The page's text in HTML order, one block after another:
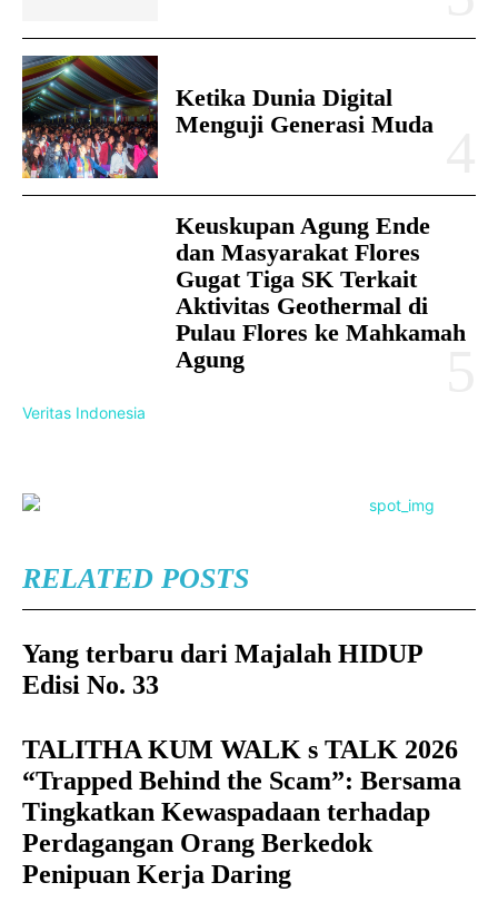
Ketika Dunia Digital
Menguji Generasi Muda
Keuskupan Agung Ende
dan Masyarakat Flores
Gugat Tiga SK Terkait
Aktivitas Geothermal di
Pulau Flores ke Mahkamah
Agung
Veritas Indonesia
RELATED POSTS
Yang terbaru dari Majalah HIDUP
Edisi No. 33
TALITHA KUM WALK s TALK 2026
“Trapped Behind the Scam”: Bersama
Tingkatkan Kewaspadaan terhadap
Perdagangan Orang Berkedok
Penipuan Kerja Daring